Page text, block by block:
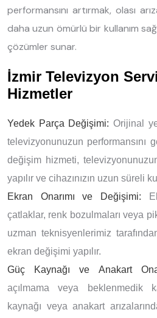
performansını artırmak, olası
daha uzun ömürlü bir kullanım
çözümler sunar.
İzmir Televizyon
Hizmetler
Yedek Parça Değişimi: Orijinal
televizyonunuzun performansını
değişim hizmeti,
yapılır ve cihazınızın uzun süreli
Ekran Onarımı ve Değişimi:
çatlaklar, renk bozulmaları veya
uzman teknisyenlerimiz
ekran değişimi yapılır.
Güç Kaynağı ve Anakart
açılmama veya beklenmedik
kaynağı veya anakart